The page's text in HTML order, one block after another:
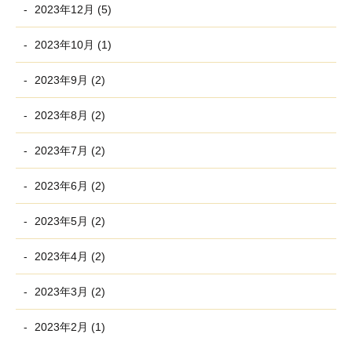
2023年12月 (5)
2023年10月 (1)
2023年9月 (2)
2023年8月 (2)
2023年7月 (2)
2023年6月 (2)
2023年5月 (2)
2023年4月 (2)
2023年3月 (2)
2023年2月 (1)